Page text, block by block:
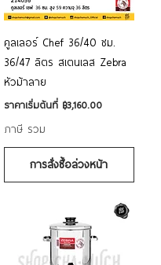
ดูข้อมูลด่วน
คูลเลอร์ Chef 36/40 ซม.
36/47 ลิตร สเตนเลส Zebra
หัวม้าลาย
ราคาเริ่มต้นที่ ฿3,160.00
ราคาขายลด
ภาษี รวม
การสั่งซื้อล่วงหน้า